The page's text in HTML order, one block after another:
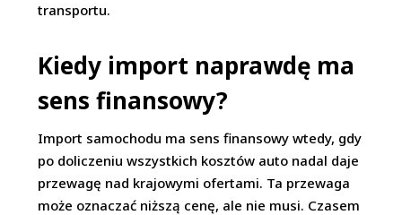
transportu.
Kiedy import naprawdę ma
sens finansowy?
Import samochodu ma sens finansowy wtedy, gdy
po doliczeniu wszystkich kosztów auto nadal daje
przewagę nad krajowymi ofertami. Ta przewaga
może oznaczać niższą cenę, ale nie musi. Czasem